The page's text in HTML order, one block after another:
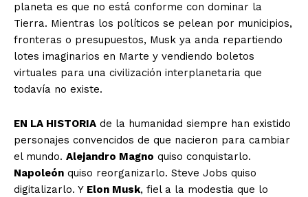
planeta es que no está conforme con dominar la
Tierra. Mientras los políticos se pelean por municipios,
fronteras o presupuestos, Musk ya anda repartiendo
lotes imaginarios en Marte y vendiendo boletos
virtuales para una civilización interplanetaria que
todavía no existe.
EN LA HISTORIA de la humanidad siempre han existido
personajes convencidos de que nacieron para cambiar
el mundo. Alejandro Magno quiso conquistarlo.
Napoleón quiso reorganizarlo. Steve Jobs quiso
digitalizarlo. Y Elon Musk, fiel a la modestia que lo